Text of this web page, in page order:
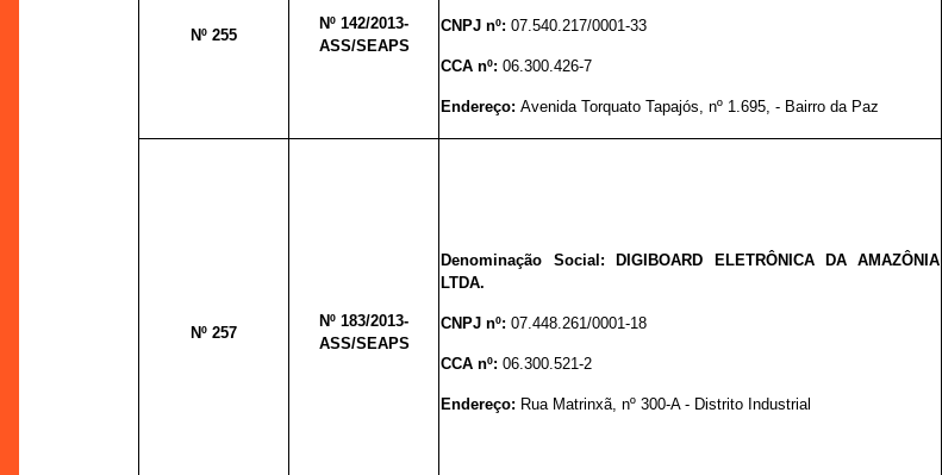
Nº 255
Nº 142/2013-
ASS/SEAPS
CNPJ nº:07.540.217/0001-33
CCA nº:06.300.426-7
Endereço:Avenida Torquato Tapajós, nº 1.695, - Bairro da Paz
Nº 257
Nº 183/2013-
ASS/SEAPS
Denominação Social: DIGIBOARD ELETRÔNICA DA AMAZÔNIA
LTDA.
CNPJ nº:07.448.261/0001-18
CCA nº: 06.300.521-2
Endereço: Rua Matrinxã, nº 300-A - Distrito Industrial